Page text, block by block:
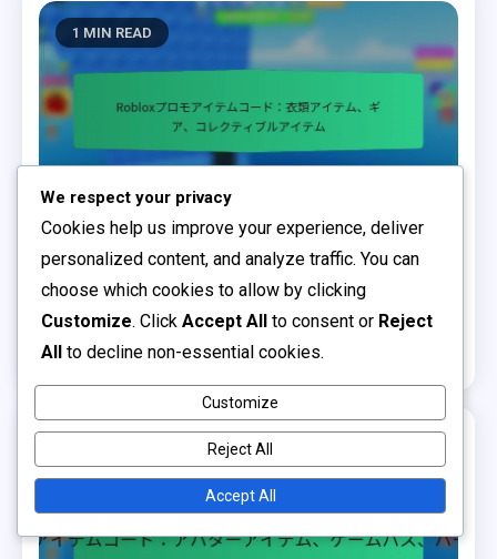
1 MIN READ
Robloxプロモアイテムコード
Robloxプロモアイテムコード：衣類アイテム、ギ
ア、コレクティブルアイテム
06/03/2026 田中 太郎 0
We respect your privacy
Cookies help us improve your experience, deliver
personalized content, and analyze traffic. You can
choose which cookies to allow by clicking
Customize. Click Accept All to consent or Reject
All to decline non-essential cookies.
Customize
Reject All
Accept All